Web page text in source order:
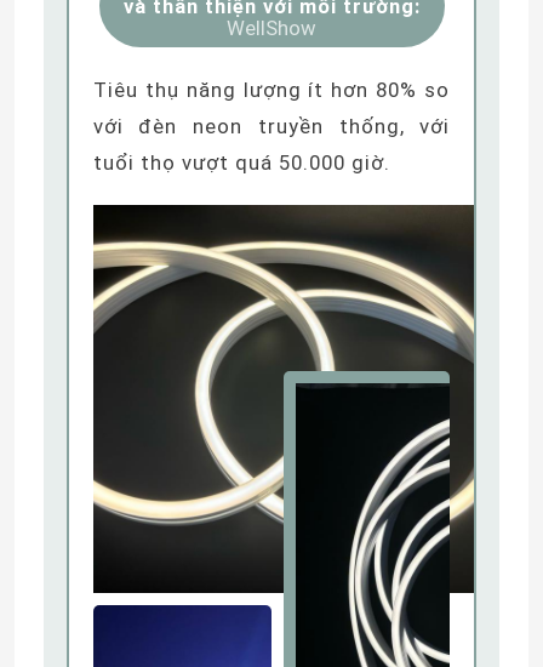
và thân thiện với môi trường:
WellShow
Tiêu thụ năng lượng ít hơn 80% so
với đèn neon truyền thống, với
tuổi thọ vượt quá 50.000 giờ.